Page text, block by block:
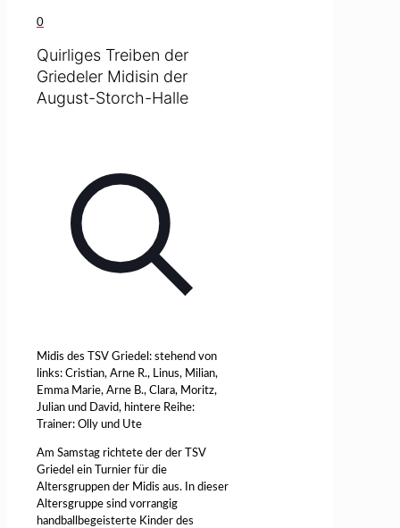
0
Quirliges Treiben der
Griedeler Midisin der
August-Storch-Halle
Midis des TSV Griedel: stehend von
links: Cristian, Arne R., Linus, Milian,
Emma Marie, Arne B., Clara, Moritz,
Julian und David, hintere Reihe:
Trainer: Olly und Ute
Am Samstag richtete der der TSV
Griedel ein Turnier für die
Altersgruppen der Midis aus. In dieser
Altersgruppe sind vorrangig
handballbegeisterte Kinder des